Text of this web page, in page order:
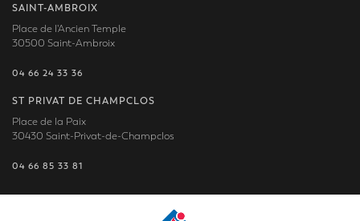
SAINT-AMBROIX
Place de l'Ancien Temple
30500 Saint-Ambroix
04 66 24 33 36
ST PRIVAT DE CHAMPCLOS
Place de la Paix
30430 Saint-Privat-de-Champclos
04 66 85 33 81